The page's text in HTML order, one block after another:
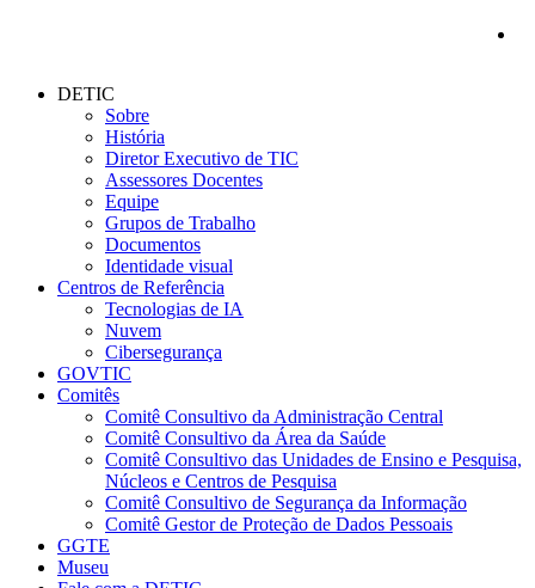
DETIC
Sobre
História
Diretor Executivo de TIC
Assessores Docentes
Equipe
Grupos de Trabalho
Documentos
Identidade visual
Centros de Referência
Tecnologias de IA
Nuvem
Cibersegurança
GOVTIC
Comitês
Comitê Consultivo da Administração Central
Comitê Consultivo da Área da Saúde
Comitê Consultivo das Unidades de Ensino e Pesquisa,
Núcleos e Centros de Pesquisa
Comitê Consultivo de Segurança da Informação
Comitê Gestor de Proteção de Dados Pessoais
GGTE
Museu